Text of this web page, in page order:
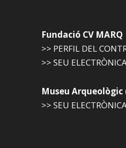
Fundació CV MARQ
>> PERFIL DEL
>> SEU
Museu
>> SEU